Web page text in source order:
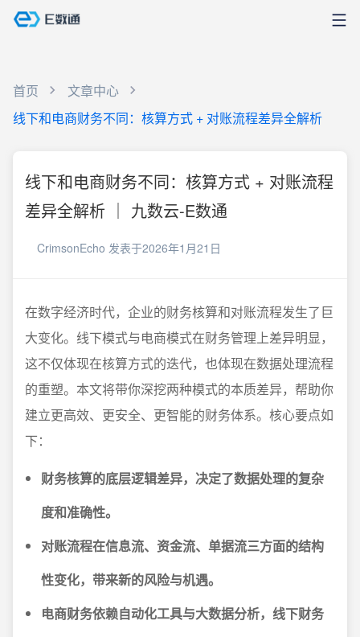
首页
文章中心
线下和电商财务不同：核算方式 + 对账流程差异全解析
线下和电商财务不同：核算方式 + 对账流程
差异全解析 ｜ 九数云-E数通
CrimsonEcho 发表于2026年1月21日
在数字经济时代，企业的财务核算和对账流程发生了巨
大变化。线下模式与电商模式在财务管理上差异明显，
这不仅体现在核算方式的迭代，也体现在数据处理流程
的重塑。本文将带你深挖两种模式的本质差异，帮助你
建立更高效、更安全、更智能的财务体系。核心要点如
下：
财务核算的底层逻辑差异，决定了数据处理的复杂
度和准确性。
对账流程在信息流、资金流、单据流三方面的结构
性变化，带来新的风险与机遇。
电商财务依赖自动化工具与大数据分析，线下财务